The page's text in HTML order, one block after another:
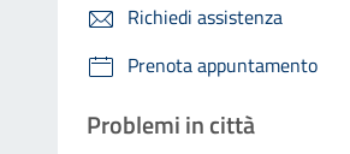
Richiedi assistenza
Prenota appuntamento
Problemi in città